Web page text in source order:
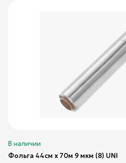
В наличии
Фольга 44см х 70м 9 мкм (8) UNI